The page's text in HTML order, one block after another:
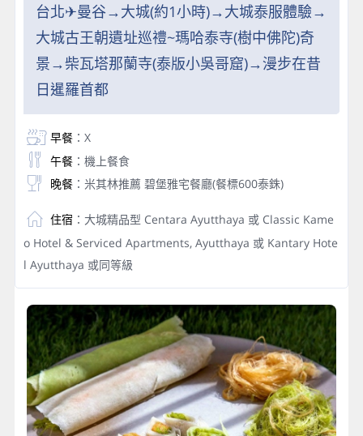
台北✈曼谷→大城(約1小時)→大城泰服體驗→
大城古王朝遺址巡禮~瑪哈泰寺(樹中佛陀)奇
景→柴瓦塔那蘭寺(泰版小吳哥窟)→漫步在昔
日暹羅首都
早餐：X
午餐：機上餐食
晚餐：米其林推薦 碧堡雅宅餐廳(餐標600泰銖)
住宿 ：大城精品型 Centara Ayutthaya 或 Classic Kame
o Hotel & Serviced Apartments, Ayutthaya 或 Kantary Hote
l Ayutthaya 或同等級